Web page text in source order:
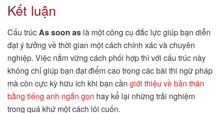
Kết luận
Cấu trúcAs soon as là một công cụ đắc lực giúp bạn diễn
đạt ý tưởng về thời gian một cách chính xác và chuyên
nghiệp. Việc nắm vững cách phối hợp thì với cấu trúc này
không chỉ giúp bạn đạt điểm cao trong các bài thi ngữ pháp
mà còn cực kỳ hữu ích khi bạn cần giới thiệu về bản thân
bằng tiếng anh ngắn gọn hay kể lại những trải nghiệm
trong quá khứ một cách lôi cuốn.